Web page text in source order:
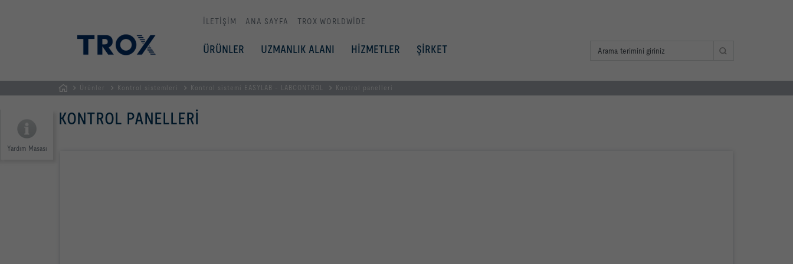
İLETİŞİM ANA SAYFA TROX WORLDWIDE
ÜRÜNLER UZMANLIK ALANI HİZMETLER ŞİRKET
SAYFASI
Ürünler Kontrol sistemleri Kontrol sistemi EASYLAB - LABCONTROL Kontrol panelleri
Yardım Masası
KONTROL PANELLERI